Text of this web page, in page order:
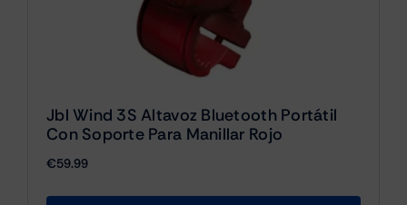
Jbl Wind 3S Altavoz Bluetooth Portátil
Con Soporte Para Manillar Rojo
€59.99